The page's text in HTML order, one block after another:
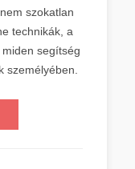
szokatlan
technikák, a
segítség
személyében.